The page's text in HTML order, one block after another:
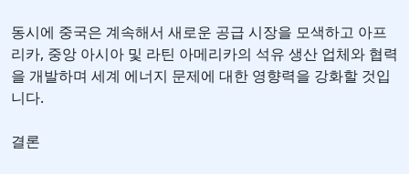
동시에 중국은 계속해서 새로운 공급 시장을 모색하고 아프
리카, 중앙 아시아 및 라틴 아메리카의 석유 생산 업체와 협력
을 개발하며 세계 에너지 문제에 대한 영향력을 강화할 것입
니다.
결론